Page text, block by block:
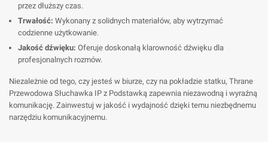
przez dłuższy czas.
Trwałość: Wykonany z solidnych materiałów, aby wytrzymać
codzienne użytkowanie.
Jakość dźwięku: Oferuje doskonałą klarowność dźwięku dla
profesjonalnych rozmów.
Niezależnie od tego, czy jesteś w biurze, czy na pokładzie statku, Thrane
Przewodowa Słuchawka IP z Podstawką zapewnia niezawodną i wyraźną
komunikację. Zainwestuj w jakość i wydajność dzięki temu niezbędnemu
narzędziu komunikacyjnemu.